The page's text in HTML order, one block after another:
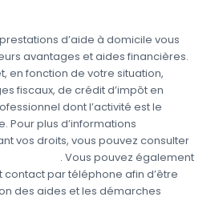
d’aide à domicile vous
avantages et aides financières.
en fonction de votre situation,
fiscaux, de crédit d’impôt en
dont l’activité est le
Pour plus d’informations
vos droits, vous pouvez consulter
. Vous pouvez également
par téléphone afin d’être
des aides et les démarches